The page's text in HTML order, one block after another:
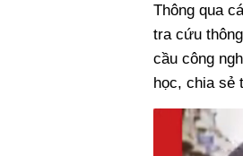
Thông qua
tra cứu
cầu công
học, chia sẻ